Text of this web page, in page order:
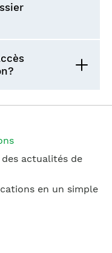
actualités de
en un simple